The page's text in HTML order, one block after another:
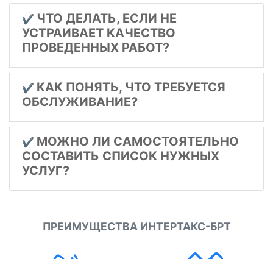
✔️ ЧТО ДЕЛАТЬ, ЕСЛИ НЕ
УСТРАИВАЕТ КАЧЕСТВО
ПРОВЕДЕННЫХ РАБОТ?
✔️ КАК ПОНЯТЬ, ЧТО ТРЕБУЕТСЯ
ОБСЛУЖИВАНИЕ?
✔️ МОЖНО ЛИ САМОСТОЯТЕЛЬНО
СОСТАВИТЬ СПИСОК НУЖНЫХ
УСЛУГ?
ПРЕИМУЩЕСТВА ИНТЕРТАКС-БРТ